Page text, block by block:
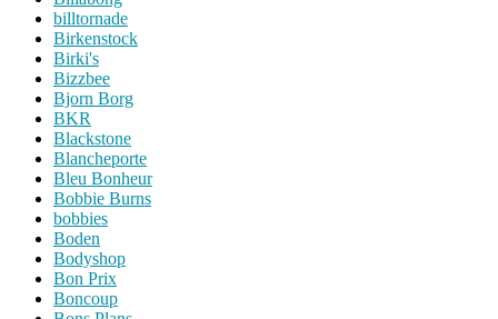
billtornade
Birkenstock
Birki's
Bizzbee
Bjorn Borg
BKR
Blackstone
Blancheporte
Bleu Bonheur
Bobbie Burns
bobbies
Boden
Bodyshop
Bon Prix
Boncoup